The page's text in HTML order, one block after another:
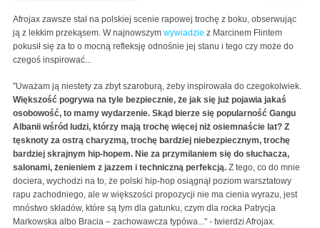
Afrojax zawsze stał na polskiej scenie rapowej trochę z boku, obserwując
ją z lekkim przekąsem. W najnowszym wywiadzie z Marcinem Flintem
pokusił się za to o mocną refleksję odnośnie jej stanu i tego czy może do
czegoś inspirować...
"Uważam ją niestety za zbyt szaroburą, żeby inspirowała do czegokolwiek.
Większość pogrywa na tyle bezpiecznie, że jak się już pojawia jakaś
osobowość, to mamy wydarzenie. Skąd bierze się popularność Gangu
Albanii wśród ludzi, którzy mają trochę więcej niż osiemnaście lat? Z
tęsknoty za ostrą charyzmą, trochę bardziej niebezpiecznym, trochę
bardziej skrajnym hip-hopem. Nie za przymilaniem się do słuchacza,
salonami, żenieniem z jazzem i techniczną perfekcją. Z tego, co do mnie
dociera, wychodzi na to, że polski hip-hop osiągnął poziom warsztatowy
rapu zachodniego, ale w większości propozycji nie ma cienia wyrazu, jest
mnóstwo składów, które są tym dla gatunku, czym dla rocka Patrycja
Markowska albo Bracia – zachowawcza typówa..." - twierdzi Afrojax.